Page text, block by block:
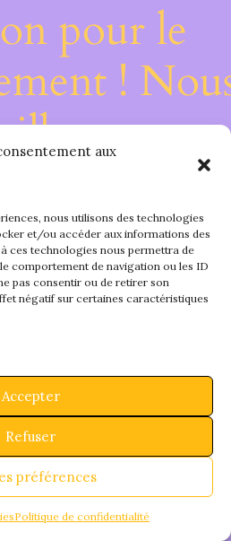
aux
nous utilisons des technologies
et/ou accéder aux informations des
ces technologies nous permettra de
comportement de navigation ou les ID
pas consentir ou de retirer son
négatif sur certaines caractéristiques
Accepter
Refuser
préférences
Politique de confidentialité
pour le
!
sur
chose de
–
!